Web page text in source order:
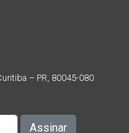
– PR, 80045-080